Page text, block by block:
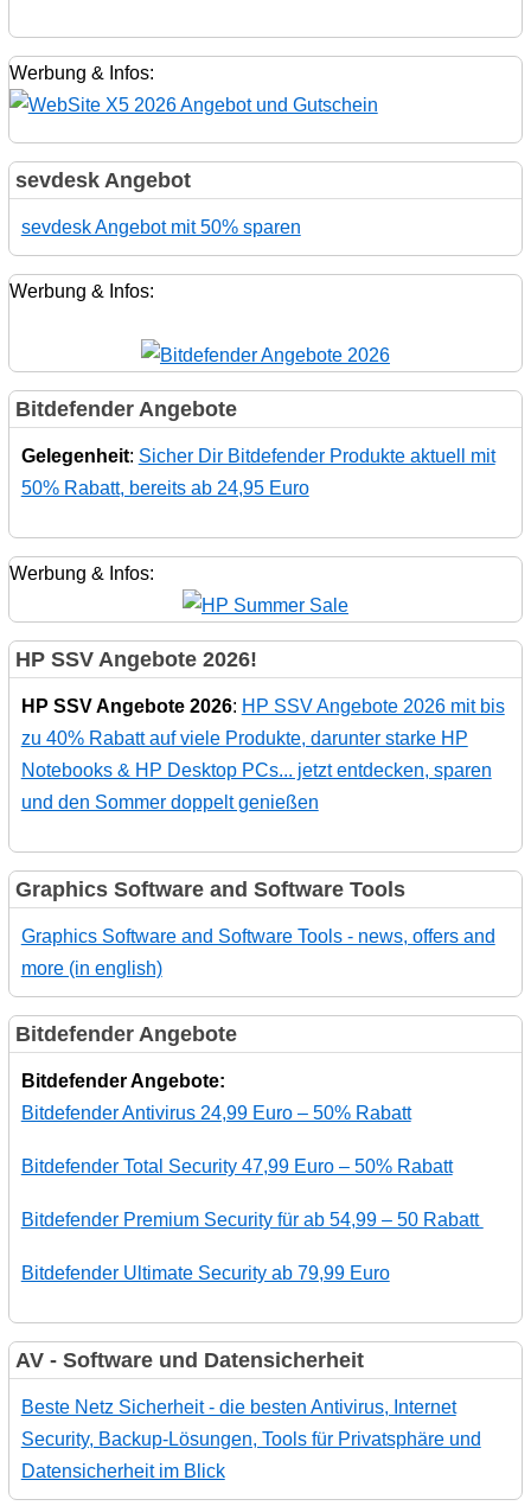
Werbung & Infos:
sevdesk Angebot
sevdesk Angebot mit 50% sparen
Werbung & Infos:
Bitdefender Angebote
Gelegenheit: Sicher Dir Bitdefender Produkte aktuell mit
50% Rabatt, bereits ab 24,95 Euro
Werbung & Infos:
HP SSV Angebote 2026!
HP SSV Angebote 2026: HP SSV Angebote 2026 mit bis
zu 40% Rabatt auf viele Produkte, darunter starke HP
Notebooks & HP Desktop PCs... jetzt entdecken, sparen
und den Sommer doppelt genießen
Graphics Software and Software Tools
Graphics Software and Software Tools - news, offers and
more (in english)
Bitdefender Angebote
Bitdefender Angebote:
Bitdefender Antivirus 24,99 Euro – 50% Rabatt
Bitdefender Total Security 47,99 Euro – 50% Rabatt
Bitdefender Premium Security für ab 54,99 – 50 Rabatt
Bitdefender Ultimate Security ab 79,99 Euro
AV - Software und Datensicherheit
Beste Netz Sicherheit - die besten Antivirus, Internet
Security, Backup-Lösungen, Tools für Privatsphäre und
Datensicherheit im Blick